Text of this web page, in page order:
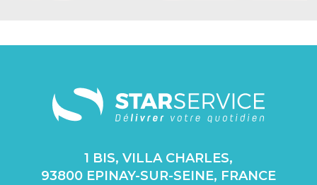
1 BIS, VILLA CHARLES,
93800 EPINAY-SUR-SEINE, FRANCE